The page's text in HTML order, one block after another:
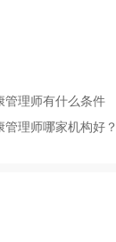
管理师有什么条件
理师哪家机构好？